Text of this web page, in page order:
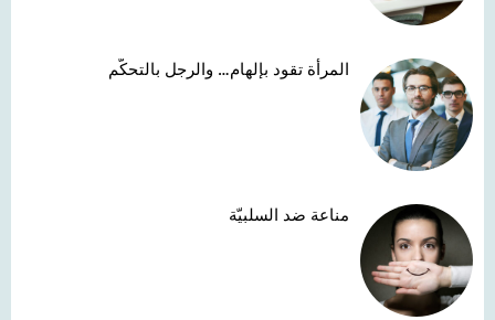
المرأة تقود بإلهام… والرجل بالتحكّم
مناعة ضد السلبيّة